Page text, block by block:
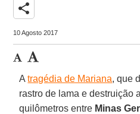
share
10 Agosto 2017
Atragédia de Mariana, que
rastro de lama e destruição
quilômetros entre Minas